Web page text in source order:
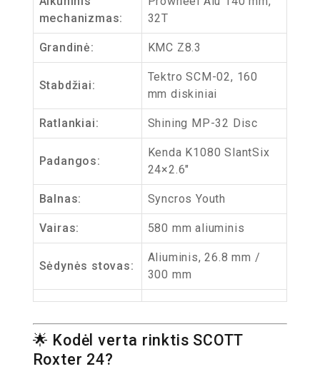
mechanizmas:
32T
Grandinė: KMC Z8.3
Stabdžiai:
Tektro SCM-02, 160
mm diskiniai
Ratlankiai: Shining MP-32 Disc
Padangos:
Kenda K1080 SlantSix
24×2.6″
Balnas: Syncros Youth
Vairas: 580 mm aliuminis
Sėdynės stovas:
Aliuminis, 26.8 mm /
300 mm
🌟 Kodėl verta rinktis SCOTT
Roxter 24?